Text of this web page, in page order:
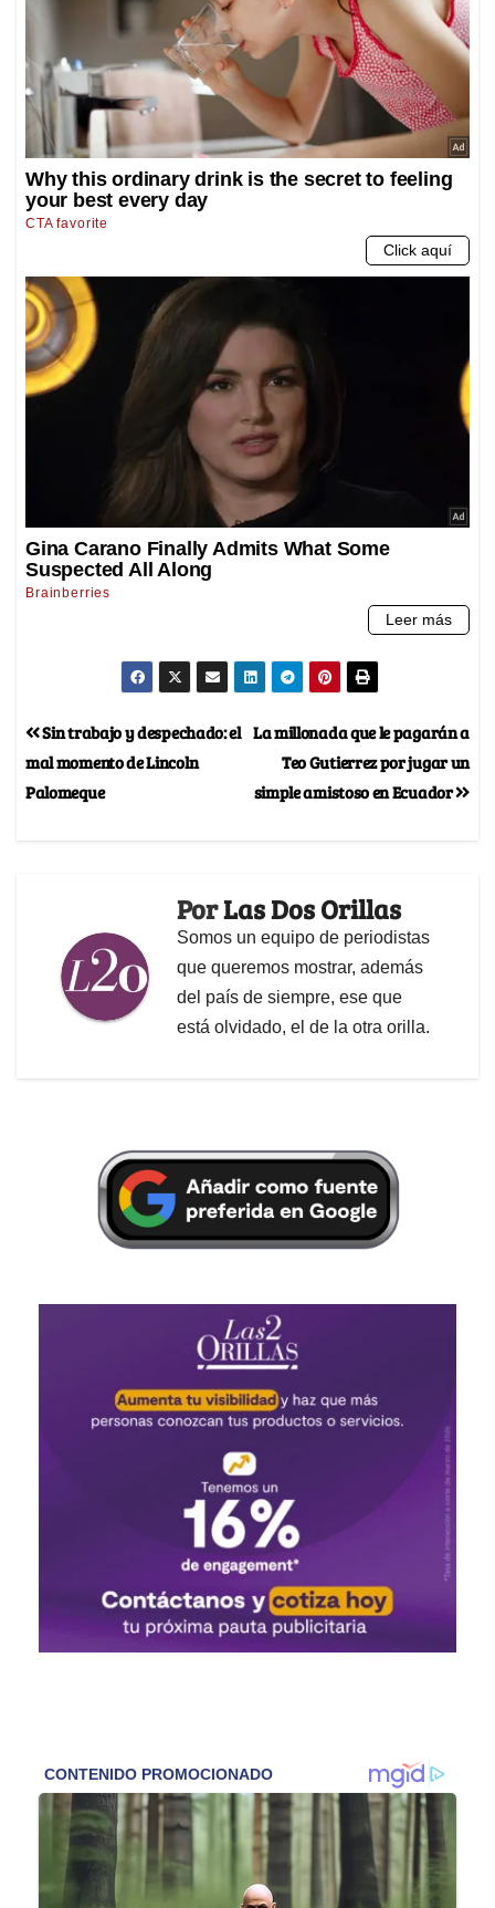
La millonada que le pagarán a
Teo Gutierrez por jugar un
simple amistoso en Ecuador
Sin trabajo y despechado: el
mal momento de Lincoln
Palomeque
PorLas Dos Orillas
Somos un equipo de periodistas
que queremos mostrar, además
del país de siempre, ese que
está olvidado, el de la otra orilla.